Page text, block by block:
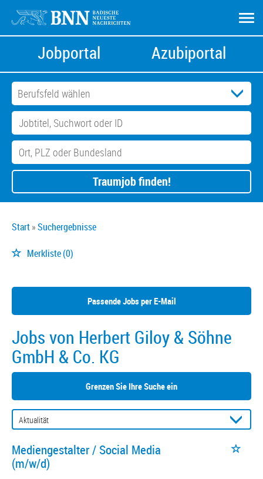
Jobportal Azubiportal
Traumjob finden!
Start Suchergebnisse
Merkliste(0)
Passende Jobs per E-Mail
Jobs von Herbert Giloy & Söhne
GmbH & Co. KG
Grenzen Sie Ihre Suche ein
Mediengestalter / Social Media
(m/w/d)